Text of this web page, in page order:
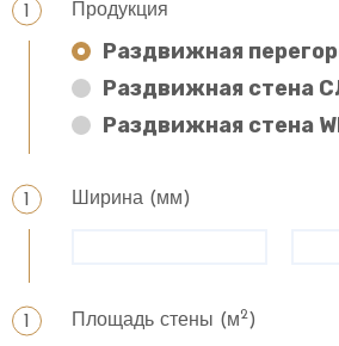
Продукция
Раздвижная
Раздвижная стена
Раздвижная стена
Ширина (мм)
Площадь стены (м2)